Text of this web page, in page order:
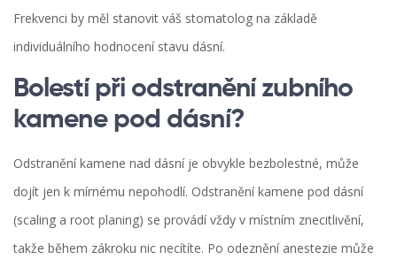
Frekvenci by měl stanovit váš stomatolog na základě
individuálního hodnocení stavu dásní.
Bolestí při odstranění zubního
kamene pod dásní?
Odstranění kamene nad dásní je obvykle bezbolestné, může
dojít jen k mírnému nepohodlí. Odstranění kamene pod dásní
(scaling a root planing) se provádí vždy v místním znecitlivění,
takže během zákroku nic necítíte. Po odeznění anestezie může